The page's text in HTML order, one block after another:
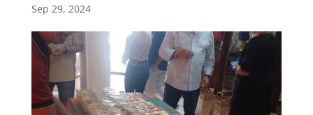
Sep 29, 2024